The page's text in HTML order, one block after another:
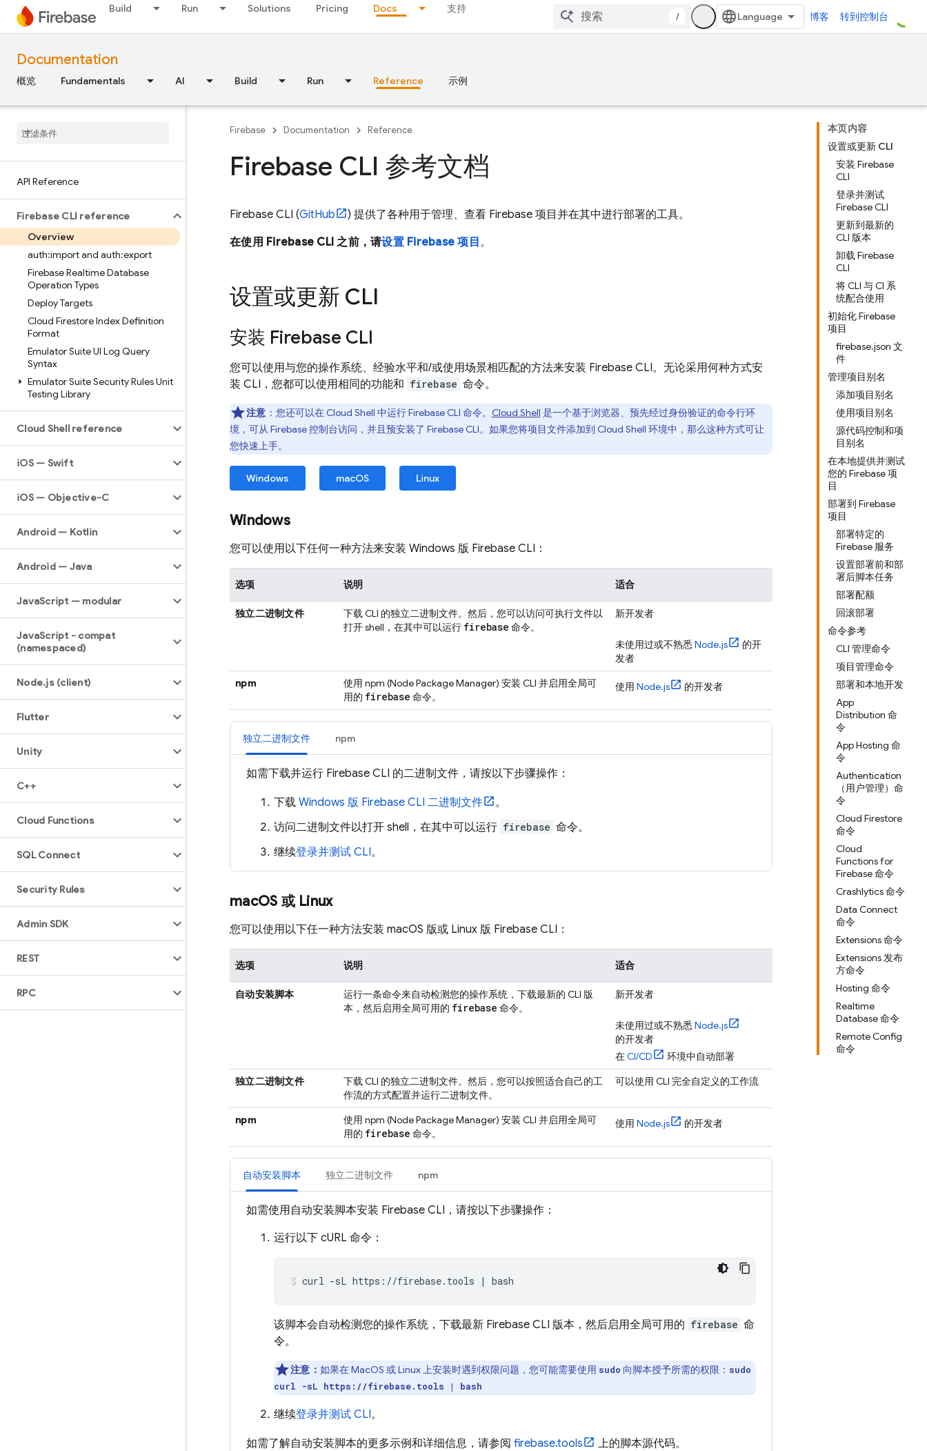
Build Run Solutions Pricing Docs 支持
/ 博客 转到控制台
Documentation
概览 Fundamentals AI Build Run Reference 示例
API Reference
Firebase CLI reference
Overview
auth:import and auth:export
Firebase Realtime Database
Operation Types
Deploy Targets
Cloud Firestore Index Definition
Format
Emulator Suite UI Log Query
Syntax
Emulator Suite Security Rules Unit
Testing Library
Cloud Shell reference
iOS — Swift
iOS — Objective-C
Android — Kotlin
Android — Java
JavaScript — modular
JavaScript - compat
(namespaced)
Node.js (client)
Flutter
Unity
C++
Cloud Functions
SQL Connect
Security Rules
Admin SDK
REST
RPC
本页内容
设置或更新 CLI
安装 Firebase
CLI
登录并测试
Firebase CLI
更新到最新的
CLI 版本
卸载 Firebase
CLI
将 CLI 与 CI 系
统配合使用
初始化 Firebase
项目
firebase.json 文
件
管理项目别名
添加项目别名
使用项目别名
源代码控制和项
目别名
在本地提供并测试
您的 Firebase 项
目
部署到 Firebase
项目
部署特定的
Firebase 服务
设置部署前和部
署后脚本任务
部署配额
回滚部署
命令参考
CLI 管理命令
项目管理命令
部署和本地开发
App
Distribution 命
令
App Hosting 命
令
Authentication
（用户管理）命
令
Cloud Firestore
命令
Cloud
Functions for
Firebase 命令
Crashlytics 命令
Data Connect
命令
Extensions 命令
Extensions 发布
方命令
Hosting 命令
Realtime
Database 命令
Remote Config
命令
Firebase Documentation Reference
Firebase CLI 参考文档
Firebase CLI (GitHub
) 提供了各种用于管理、查看 Firebase 项目并在其中进行部署的工具。
在使用 Firebase CLI 之前，请设置 Firebase 项目 。
设置或更新 CLI
安装 Firebase CLI
您可以使用与您的操作系统、经验水平和/或使用场景相匹配的方法来安装 Firebase CLI。无论采用何种方式安
装 CLI，您都可以使用相同的功能和 firebase 命令。
注意 ：您还可以在 Cloud Shell 中运行FirebaseCLI 命令。 Cloud Shell 是一个基于浏览器、预先经过身份验证的命令行环
境，可从 Firebase控制台访问，并且预安装了 Firebase CLI。如果您将项目文件添加到 Cloud Shell 环境中，那么这种方式可让
您快速上手。
Windows macOS Linux
Windows
您可以使用以下任何一种方法来安装 Windows 版 Firebase CLI：
选项 说明 适合
独立二进制文件
下载 CLI 的独立二进制文件。然后，您可以访问可执行文件以
打开 shell，在其中可以运行 firebase 命令。
新开发者
未使用过或不熟悉 Node.js
的开
发者
npm
使用 npm (Node Package Manager) 安装 CLI 并启用全局可
用的 firebase 命令。
使用 Node.js 的开发者
独立二进制文件 npm
如需下载并运行 Firebase CLI 的二进制文件，请按以下步骤操作：
下载 Windows 版 Firebase CLI 二进制文件
。
访问二进制文件以打开 shell，在其中可以运行 firebase 命令。
继续登录并测试 CLI。
macOS 或 Linux
您可以使用以下任一种方法安装 macOS 版或 Linux 版 Firebase CLI：
选项 说明 适合
自动安装脚本
运行一条命令来自动检测您的操作系统，下载最新的 CLI 版
本，然后启用全局可用的 firebase 命令。
新开发者
未使用过或不熟悉 Node.js
的开发者
在CI/CD
环境中自动部署
独立二进制文件
下载 CLI 的独立二进制文件。然后，您可以按照适合自己的工
作流的方式配置并运行二进制文件。
可以使用 CLI 完全自定义的工作流
npm
使用 npm (Node Package Manager) 安装 CLI 并启用全局可
用的 firebase 命令。
使用 Node.js 的开发者
自动安装脚本 独立二进制文件 npm
如需使用自动安装脚本安装 Firebase CLI，请按以下步骤操作：
运行以下 cURL 命令：
curl -sL https://firebase.tools | bash
该脚本会自动检测您的操作系统，下载最新 Firebase CLI 版本，然后启用全局可用的 firebase 命
令。
注意： 如果在 MacOS 或 Linux 上安装时遇到权限问题，您可能需要使用 sudo 向脚本授予所需的权限： sudo
curl -sL https://firebase.tools | bash
继续登录并测试 CLI。
如需了解自动安装脚本的更多示例和详细信息，请参阅 firebase.tools 上的脚本源代码。